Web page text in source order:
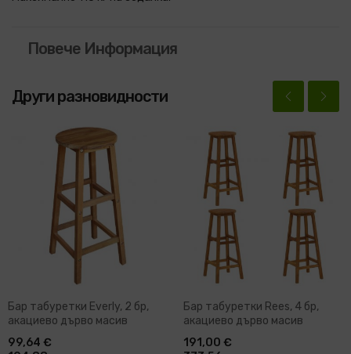
Повече Информация
Други разновидности
Бар табуретки Everly, 2 бр,
акациево дърво масив
99,64 €
Бар табуретки Rees, 4 бр,
акациево дърво масив
191,00 €